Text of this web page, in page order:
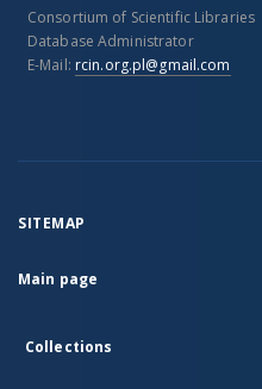
Consortium of Scientific Libraries
Database Administrator
E-Mail: rcin.org.pl@gmail.com
SITEMAP
Main page
Collections